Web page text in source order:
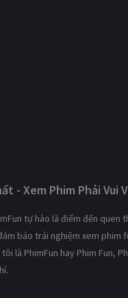
- Xem Phim Phải Vui
tự hào là điểm đến quen
bảo trải nghiệm xem phim
là PhimFun hay Phim Fun,